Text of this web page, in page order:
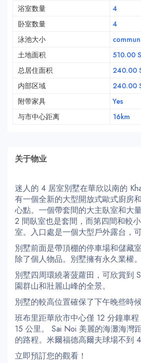
浴室数量
4
卧室数量
4
泳池大小
土地面积
510.00
总居住面积
240.00
内部区域
240.00
附带家具
Yes
与市中心距离
16km
关于物业
迷人的 4 居室別墅在華欣以南的
有一個全新的大型開放式歐式廚房
心點。一個帶套間的大主臥室和大
2 間臥室也是套間，而第四間和較
室。入口處是一個大型戶外露台，
別墅前面是帶頂棚的停車場和儲藏
除了個人物品。別墅擁有永久業權。
別墅四周環繞著菠蘿田，可欣賞到
園群山和壯麗山峰的全景。
別墅的較高位置確保了下午晚些時候
班布里距華欣市中心僅 12 分鐘車
15 公里。 Sai Noi 美麗的海灘海灣
的路程。米爾福德高爾夫球場不到 4
立即預訂您的觀看！